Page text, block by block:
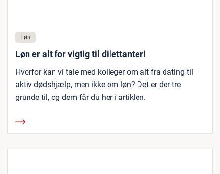
Løn
Løn er alt for vigtig til dilettanteri
Hvorfor kan vi tale med kolleger om alt fra dating til
aktiv dødshjælp, men ikke om løn? Det er der tre
grunde til, og dem får du her i artiklen.